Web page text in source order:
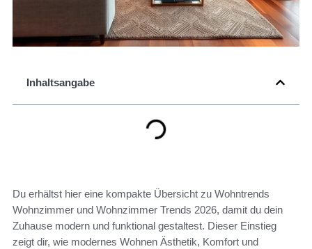
Inhaltsangabe
Du erhältst hier eine kompakte Übersicht zu Wohntrends
Wohnzimmer und Wohnzimmer Trends 2026, damit du dein
Zuhause modern und funktional gestaltest. Dieser Einstieg
zeigt dir, wie modernes Wohnen Ästhetik, Komfort und